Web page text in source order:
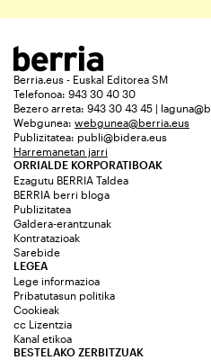
Berria.eus - Euskal Editorea SM
Telefonoa: 943 30 40 30
Bezero arreta: 943 30 43 45 |
Webgunea: webgunea@berria.eus
Publizitatea: publi@bidera.eus
Harremanetan jarri
ORRIALDE KORPORATIBOAK
Ezagutu BERRIA Taldea
BERRIA berri bloga
Publizitatea
Galdera-erantzunak
Kontratazioak
Sarebide
LEGEA
Lege informazioa
Pribatutasun politika
Cookieak
cc Lizentzia
Kanal etikoa
BESTELAKO ZERBITZUAK